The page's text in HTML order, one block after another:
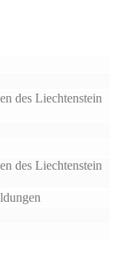
des Liechtenstein
des Liechtenstein